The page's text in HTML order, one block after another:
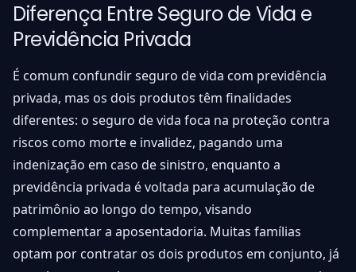
Diferença Entre Seguro de Vida e
Previdência Privada
É comum confundir seguro de vida com previdência
privada, mas os dois produtos têm finalidades
diferentes: o seguro de vida foca na proteção contra
riscos como morte e invalidez, pagando uma
indenização em caso de sinistro, enquanto a
previdência privada é voltada para acumulação de
patrimônio ao longo do tempo, visando
complementar a aposentadoria. Muitas famílias
optam por contratar os dois produtos em conjunto, já